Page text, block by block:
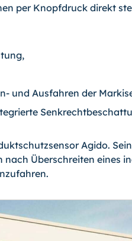
per Knopf­druck direkt
und Ausfahren der
Agido.
Überschreiten eines